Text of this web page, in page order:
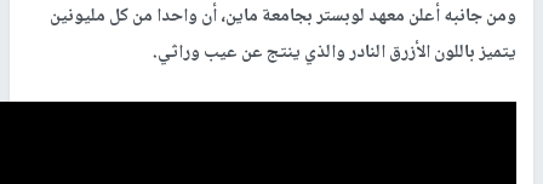
ومن جانبه أعلن معهد لوبستر بجامعة ماين، أن واحدا من كل مليونين
يتميز باللون الأزرق النادر والذي ينتج عن عيب وراثي.